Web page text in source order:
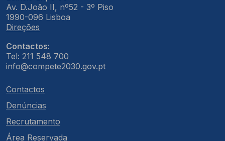
Av. D.João II, nº52 - 3º Piso
1990-096 Lisboa
Direções
Contactos:
Tel: 211 548 700
info@compete2030.gov.pt
Contactos
Denúncias
Recrutamento
Área Reservada